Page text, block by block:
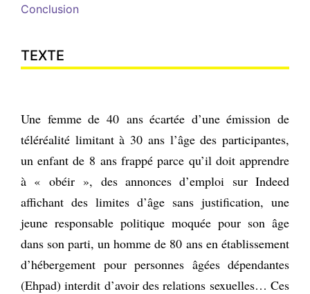
Conclusion
TEXTE
Une femme de 40 ans écartée d’une émission de
téléréalité limitant à 30 ans l’âge des participantes,
un enfant de 8 ans frappé parce qu’il doit apprendre
à « obéir », des annonces d’emploi sur Indeed
affichant des limites d’âge sans justification, une
jeune responsable politique moquée pour son âge
dans son parti, un homme de 80 ans en établissement
d’hébergement pour personnes âgées dépendantes
(Ehpad) interdit d’avoir des relations sexuelles… Ces